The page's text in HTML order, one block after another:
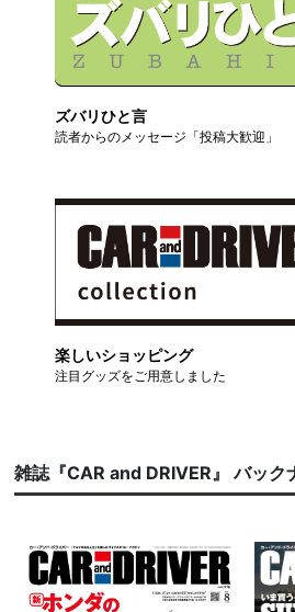
ズバリひと言
読者からのメッセージ「投稿大歓迎」
楽しいショッピング
注目グッズをご用意しました
雑誌『CAR and DRIVER』 バック